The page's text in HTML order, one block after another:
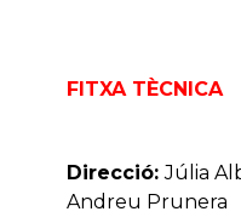
FITXA TÈCNICA
Direcció:Júlia
Andreu Prunera